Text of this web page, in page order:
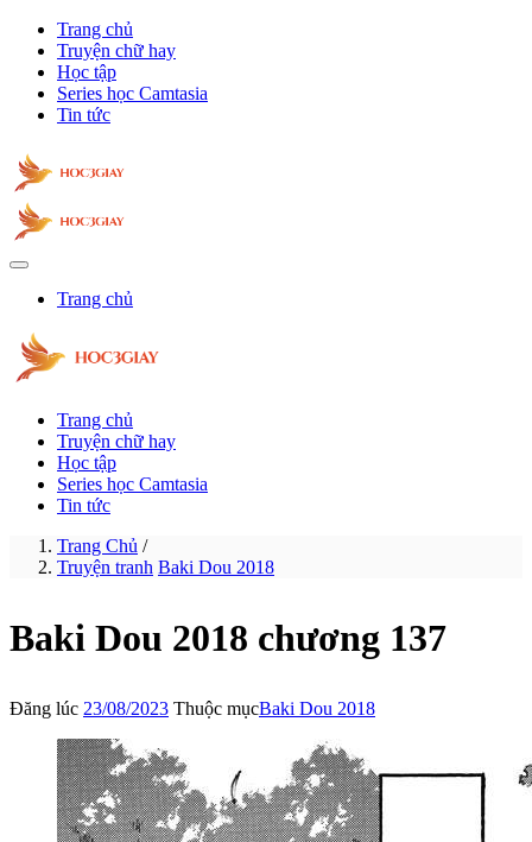
Trang chủ
Truyện chữ hay
Học tập
Series học Camtasia
Tin tức
Trang chủ
Trang chủ
Truyện chữ hay
Học tập
Series học Camtasia
Tin tức
Trang Chủ /
Truyện tranh Baki Dou 2018
Baki Dou 2018 chương 137
Đăng lúc 23/08/2023 Thuộc mụcBaki Dou 2018